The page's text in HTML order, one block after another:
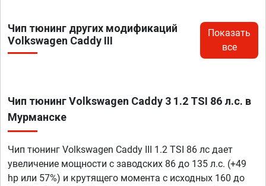
Чип тюнинг других модификаций
Volkswagen Caddy III
Показать
все
Чип тюнинг Volkswagen Caddy 3 1.2 TSI 86 л.с. в
Мурманске
Чип тюнинг Volkswagen Caddy III 1.2 TSI 86 лс дает
увеличение мощности с заводских 86 до 135 л.с. (+49
hp или 57%) и крутящего момента с исходных 160 до